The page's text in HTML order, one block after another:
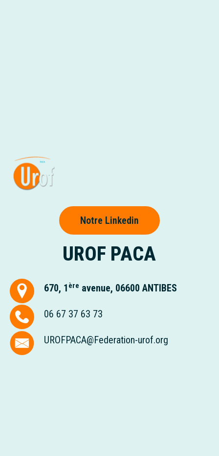
Notre Linkedin
UROF PACA
670, 1 ère avenue, 06600 ANTIBES
06 67 37 63 73
UROFPACA@Federation-urof.org